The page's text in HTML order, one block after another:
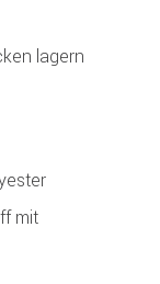
lagern
mit